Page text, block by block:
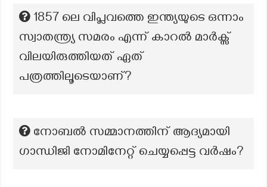
1857 ലെ വിപ്ലവത്തെ ഇന്ത്യയുടെ ഒന്നാം
സ്വാതന്ത്ര്യ സമരം എന്ന് കാറൽ മാർക്സ്
വിലയിരുത്തിയത് ഏത്
പത്രത്തിലൂടെയാണ്?
നോബൽ സമ്മാനത്തിന് ആദ്യമായി
ഗാന്ധിജി നോമിനേറ്റ് ചെയ്യപ്പെട്ട വർഷം?